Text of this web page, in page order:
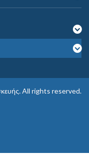
. All rights reserved.